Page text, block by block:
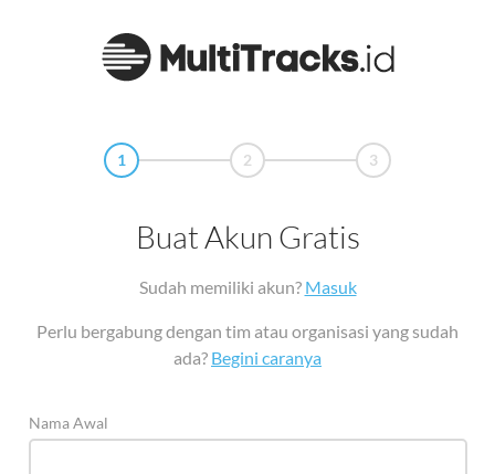
1 2 3
Buat Akun Gratis
Sudah memiliki akun? Masuk
Perlu bergabung dengan tim atau organisasi yang sudah
ada? Begini caranya
Nama Awal